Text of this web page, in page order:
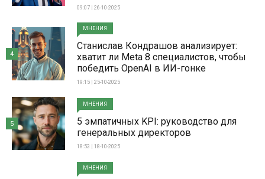
09:07 | 26-10-2025
МНЕНИЯ
Станислав Кондрашов анализирует:
хватит ли Meta 8 специалистов, чтобы
победить OpenAI в ИИ-гонке
19:15 | 25-10-2025
4
МНЕНИЯ
5 эмпатичных KPI: руководство для
генеральных директоров
18:53 | 18-10-2025
5
МНЕНИЯ